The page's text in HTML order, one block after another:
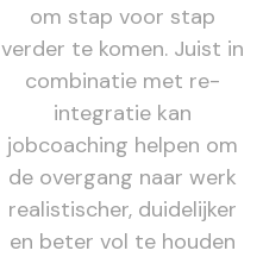
om stap voor stap
verder te komen. Juist in
combinatie met re-
integratie kan
jobcoaching helpen om
de overgang naar werk
realistischer, duidelijker
en beter vol te houden